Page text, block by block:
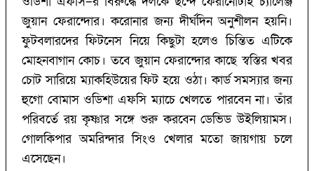
জুয়ান ফেরান্দোর। করোনার জন্য দীর্ঘদিন অনুশীলন হয়নি।
ফুটবলারদের ফিটনেস নিয়ে কিছুটা হলেও চিন্তিত এটিকে
মোহনবাগান কোচ। তবে জুয়ান ফেরান্দোর কাছে স্বস্তির খবর
চোট সারিয়ে ম্যাকহিউয়ের ফিট হয়ে ওঠা। কার্ড সমস্যার জন্য
হুগো বোমাস ওডিশা এফসি ম্যাচে খেলতে পারবেন না। তাঁর
পরিবর্তে রয় কৃষ্ণার সঙ্গে শুরু করবেন ডেভিড উইলিয়ামস।
গোলকিপার অমরিন্দার সিংও খেলার মতো জায়গায় চলে
এসেছেন।